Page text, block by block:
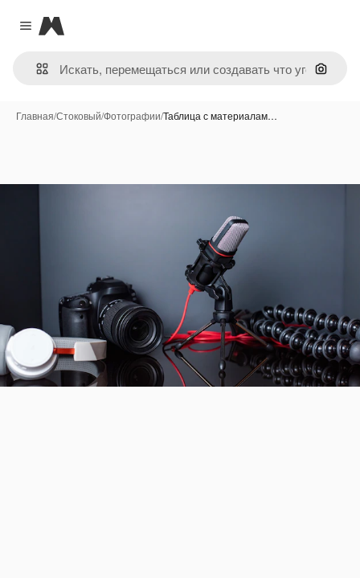
Close menu
Magnific
Поиск
Главная/Стоковый/Фотографии/Таблица с материалам…